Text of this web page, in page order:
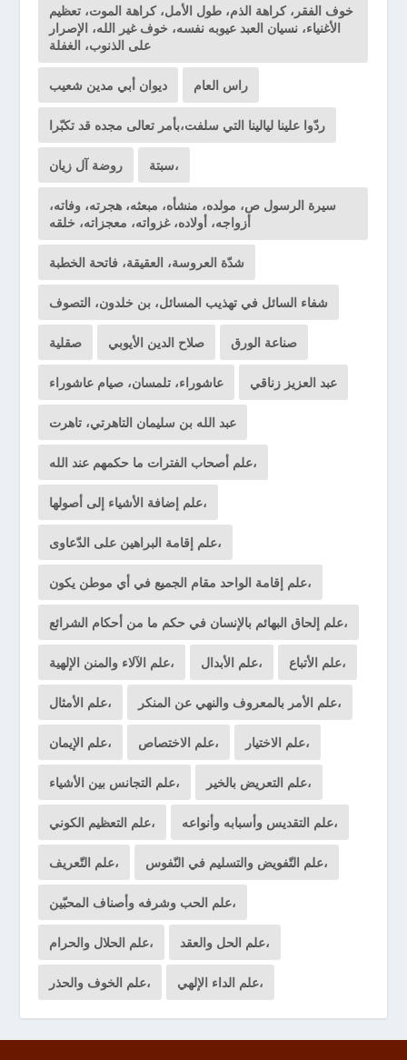
خوف الفقر، كراهة الذم، طول الأمل، كراهة الموت، تعظيم
الأغنياء، نسيان العبد عيوبه نفسه، خوف غير الله، الإصرار
على الذنوب، الغفلة
ديوان أبي مدين شعيب راس العام
ردّوا علينا ليالينا التي سلفت،بأمر تعالى مجده قد تكبّرا
روضة آل زيان سبتة،
سيرة الرسول ص، مولده، منشأه، مبعثه، هجرته، وفاته،
أزواجه، أولاده، غزواته، معجزاته، خلقه
شدّة العروسة، العقيقة، فاتحة الخطبة
شفاء السائل في تهذيب المسائل، بن خلدون، التصوف
صقلية صلاح الدين الأيوبي صناعة الورق
عاشوراء، تلمسان، صيام عاشوراء عبد العزيز زناقي
عبد الله بن سليمان التاهرتي، تاهرت
علم أصحاب الفترات ما حكمهم عند الله،
علم إضافة الأشياء إلى أصولها،
علم إقامة البراهين على الدّعاوى،
علم إقامة الواحد مقام الجميع في أي موطن يكون،
علم إلحاق البهائم بالإنسان في حكم ما من أحكام الشرائع،
علم الآلاء والمنن الإلهية، علم الأبدال، علم الأتباع،
علم الأمثال، علم الأمر بالمعروف والنهي عن المنكر،
علم الإيمان، علم الاختصاص، علم الاختيار،
علم التجانس بين الأشياء، علم التعريض بالخير،
علم التعظيم الكوني، علم التقديس وأسبابه وأنواعه،
علم التّعريف، علم التّفويض والتسليم في النّفوس،
علم الحب وشرفه وأصناف المحبّين،
علم الحلال والحرام، علم الحل والعقد،
علم الخوف والحذر، علم الداء الإلهي،